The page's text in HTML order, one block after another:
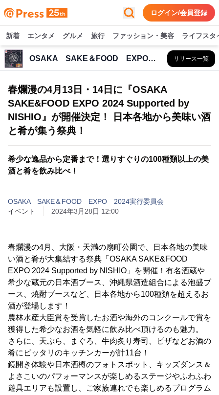
ログイン/会員登録
新着 エンタメ グルメ 旅行 ファッション・美容 ライフスタ
OSAKA SAKE＆FOOD EXPO 2024実行委員会 リリース一覧
春爛漫の4月13日・14日に『OSAKA
SAKE&FOOD EXPO 2024 Supported by
NISHIO』が開催決定！ 日本各地から美味い酒
と肴が集う祭典！
希少な逸品から定番まで！選りすぐりの100種類以上の美
酒と肴を飲み比べ！
OSAKA SAKE＆FOOD EXPO 2024実行委員会
イベント
2024年3月28日 12:00
春爛漫の4月、大阪・天満の扇町公園で、日本各地の美味
い酒と肴が大集結する祭典「OSAKA SAKE&FOOD
EXPO 2024 Supported by NISHIO」を開催！有名酒蔵や
希少な蔵元の日本酒ブース、沖縄県酒造組合による泡盛ブ
ース、焼酎ブースなど、日本各地から100種類を超えるお
酒が登場します！
農林水産大臣賞を受賞したお酒や海外のコンクールで賞を
獲得した希少なお酒を気軽に飲み比べ頂けるのも魅力。
さらに、天ぷら、まぐろ、牛肉炙り寿司、ピザなどお酒の
肴にピッタリのキッチンカーが計11台！
鏡開き体験や日本酒樽のフォトスポット、キッズダンス＆
よさこいのパフォーマンスが楽しめるステージやふわふわ
遊具エリアも設置し、ご家族連れでも楽しめるプログラム